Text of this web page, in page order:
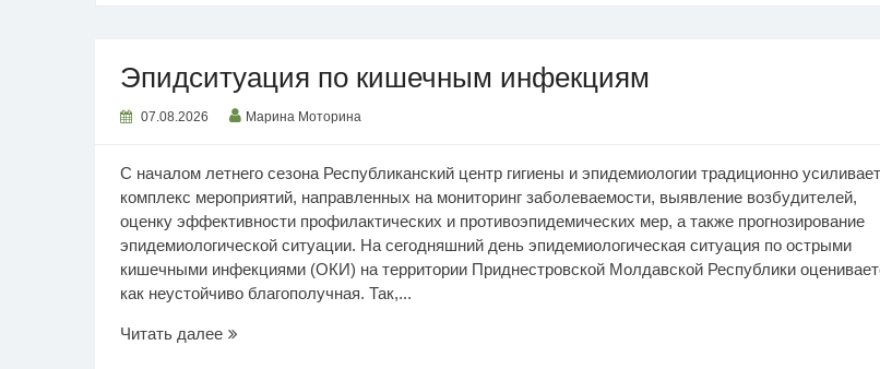
Эпидситуация по кишечным инфекциям
07.08.2026 Марина Моторина
С началом летнего сезона Республиканский центр гигиены и эпидемиологии традиционно усиливает
комплекс мероприятий, направленных на мониторинг заболеваемости, выявление возбудителей,
оценку эффективности профилактических и противоэпидемических мер, а также прогнозирование
эпидемиологической ситуации. На сегодняшний день эпидемиологическая ситуация по острыми
кишечными инфекциями (ОКИ) на территории Приднестровской Молдавской Республики
как неустойчиво благополучная. Так,...
Читать далееЭпидситуация